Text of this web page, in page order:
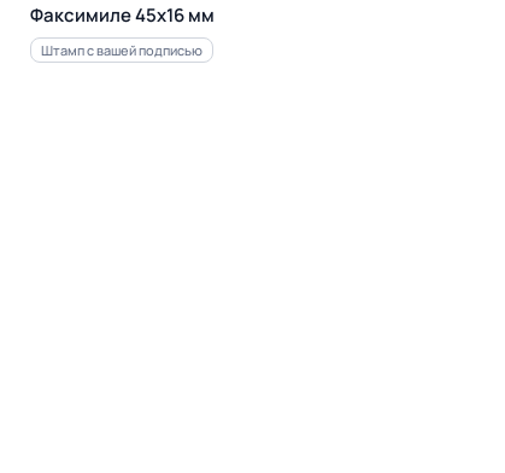
Факсимиле 45х16 мм
Штамп с вашей подписью